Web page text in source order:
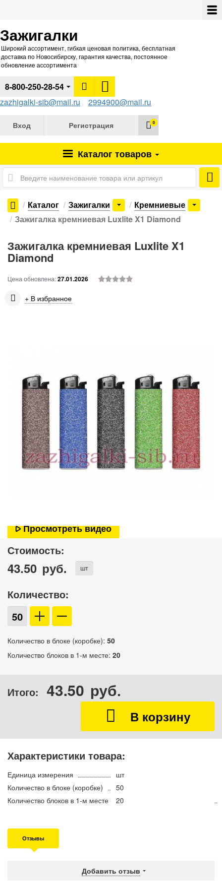
Зажигалки
Широкий ассортимент, гибкая ценовая политика, бесплатная
доставка по Новосибирску, гарантия качества, постоянное
обновление ассортимента
8-800-250-28-54
zazhigalki-sib@mail.ru
2994900@mail.ru
Вход Регистрация 0
Каталог товаров
Каталог Зажигалки
Кремниевые
Зажигалка кремниевая Luxlite X1 Diamond
Зажигалка кремниевая Luxlite X1
Diamond
Цена обновлена:27.01.2026
Просмотреть видео
Стоимость:
43.50 руб. шт
Количество:
Количество в блоке (коробке): 50
Количество блоков в 1-м месте: 20
Итого: 43.50 руб.
Характеристики товара:
Единица измерения
шт
Количество в блоке (коробке)
50
Количество блоков в 1-м месте
20
Отзывы
Добавить отзыв